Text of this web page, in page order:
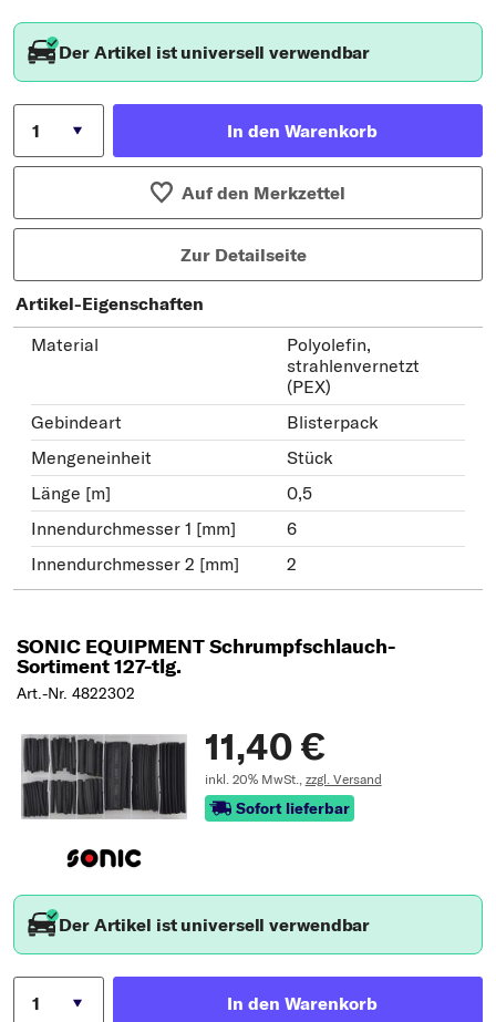
Der Artikel ist universell verwendbar
In den Warenkorb
Auf den Merkzettel
Zur Detailseite
Artikel-Eigenschaften
Material
Polyolefin,
strahlenvernetzt
(PEX)
Gebindeart
Blisterpack
Mengeneinheit
Stück
Länge [m]
0,5
Innendurchmesser 1 [mm]
6
Innendurchmesser 2 [mm]
2
SONIC EQUIPMENT Schrumpfschlauch-
Sortiment 127-tlg.
Art.-Nr. 4822302
11,40 €
inkl. 20% MwSt., zzgl. Versand
Sofort lieferbar
Der Artikel ist universell verwendbar
In den Warenkorb